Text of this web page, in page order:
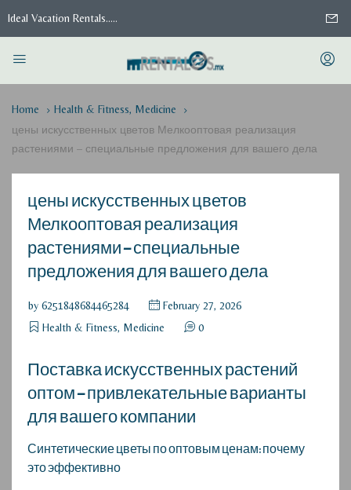
Ideal Vacation Rentals.....
Home
Health & Fitness, Medicine
цены искусственных цветов Мелкооптовая реализация
растениями – специальные предложения для вашего дела
цены искусственных цветов
Мелкооптовая реализация
растениями – специальные
предложения для вашего дела
by 6251848684465284
February 27, 2026
Health & Fitness, Medicine
0
Поставка искусственных растений
оптом – привлекательные варианты
для вашего компании
Синтетические цветы по оптовым ценам: почему
это эффективно